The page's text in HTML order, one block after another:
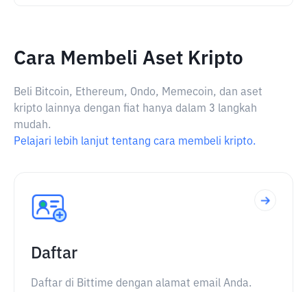
Cara Membeli Aset Kripto
Beli Bitcoin, Ethereum, Ondo, Memecoin, dan aset
kripto lainnya dengan fiat hanya dalam 3 langkah
mudah.
Pelajari lebih lanjut tentang cara membeli kripto.
Daftar
Daftar di Bittime dengan alamat email Anda.